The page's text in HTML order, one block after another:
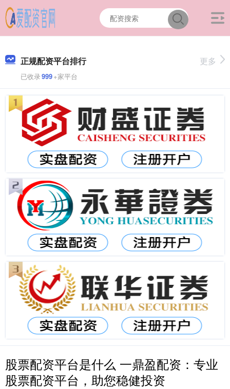
正规配资平台排行
已收录999+家平台
更多
股票配资平台是什么 一鼎盈配资：专业
股票配资平台，助您稳健投资